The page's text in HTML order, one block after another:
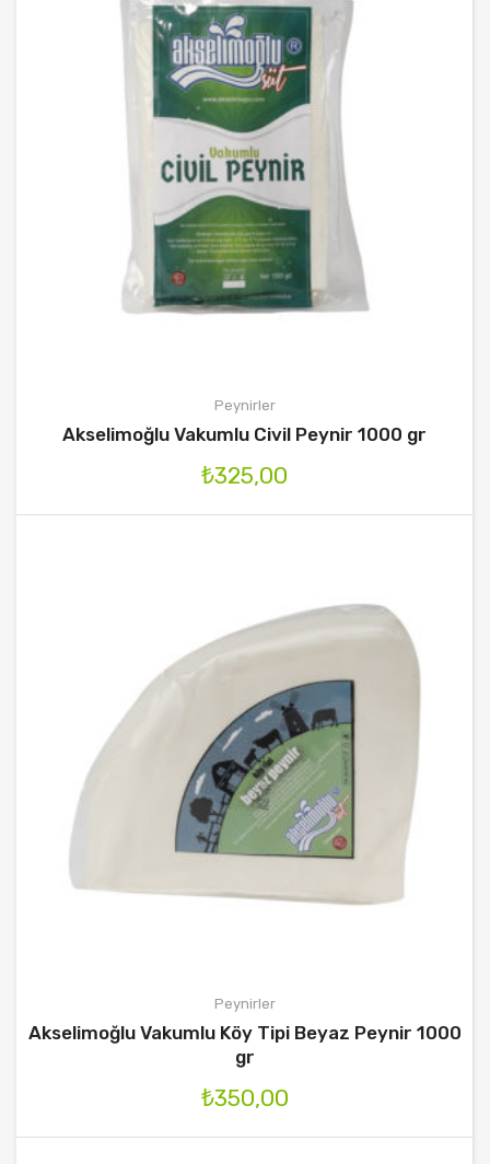
Peynirler
Akselimoğlu Vakumlu Civil Peynir 1000 gr
₺325,00
Peynirler
Akselimoğlu Vakumlu Köy Tipi Beyaz Peynir 1000
gr
₺350,00